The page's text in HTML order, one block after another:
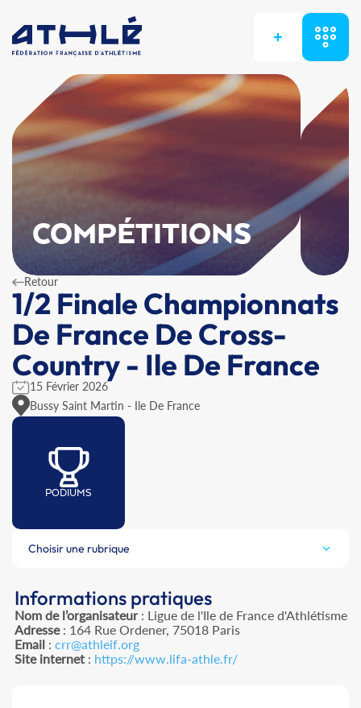
+
COMPÉTITIONS
Retour
1/2 Finale Championnats
De France De Cross-
Country - Ile De France
15 Février 2026
Bussy Saint Martin - Ile De France
PODIUMS
Choisir une rubrique
Informations pratiques
Nom de l’organisateur: Ligue de l'Ile de France d'Athlétisme
Adresse: 164 Rue Ordener, 75018 Paris
Email: crr@athleif.org
Site internet: https://www.lifa-athle.fr/